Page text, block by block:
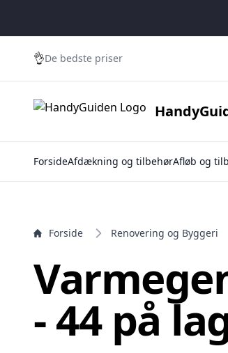
👌De bedste priser
ForsideAfdækning og tilbehørAfløb og
Forside Renovering og Byggeri
- 44 på